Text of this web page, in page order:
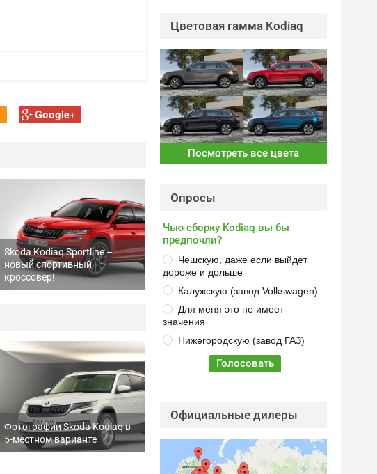
Google+
Skoda Kodiaq Sportline –
новый спортивный
кроссовер!
Фотографии Skoda Kodiaq в
5-местном варианте
Цветовая гамма Kodiaq
Посмотреть все цвета
Опросы
Чью сборку Kodiaq вы бы
предпочли?
Чешскую, даже если выйдет
дороже и дольше
Калужскую (завод Volkswagen)
Для меня это не имеет
значения
Нижегородскую (завод ГАЗ)
Официальные дилеры